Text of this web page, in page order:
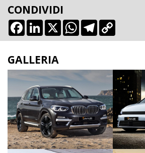
CONDIVIDI
Facebook
LinkedIn
X WhatsApp
Telegram
GALLERIA